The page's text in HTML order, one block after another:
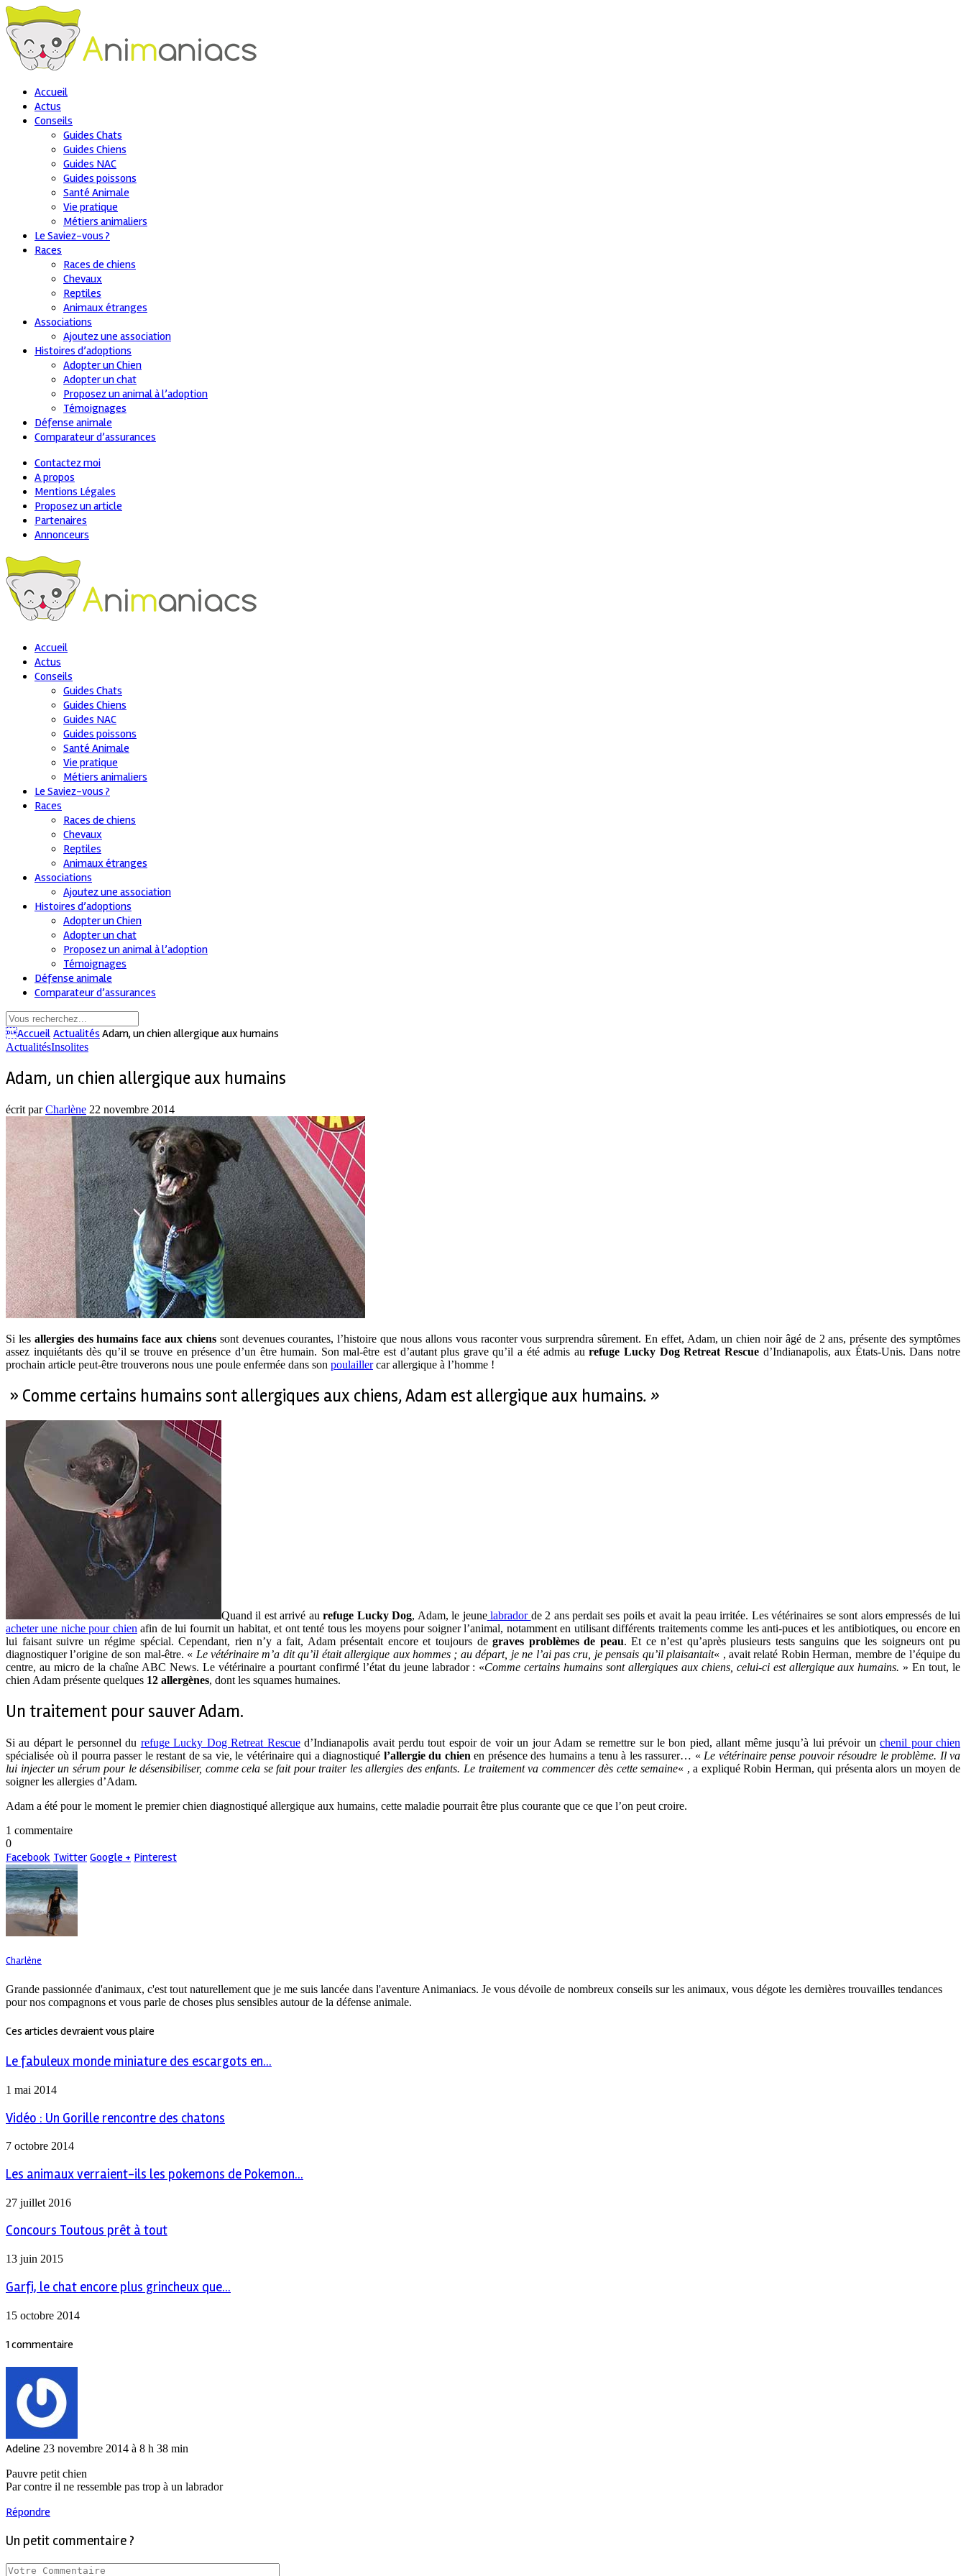
Accueil
Actus
Conseils
Guides Chats
Guides Chiens
Guides NAC
Guides poissons
Santé Animale
Vie pratique
Métiers animaliers
Le Saviez-vous ?
Races
Races de chiens
Chevaux
Reptiles
Animaux étranges
Associations
Ajoutez une association
Histoires d’adoptions
Adopter un Chien
Adopter un chat
Proposez un animal à l’adoption
Témoignages
Défense animale
Comparateur d’assurances
Contactez moi
A propos
Mentions Légales
Proposez un article
Partenaires
Annonceurs
Accueil
Actus
Conseils
Guides Chats
Guides Chiens
Guides NAC
Guides poissons
Santé Animale
Vie pratique
Métiers animaliers
Le Saviez-vous ?
Races
Races de chiens
Chevaux
Reptiles
Animaux étranges
Associations
Ajoutez une association
Histoires d’adoptions
Adopter un Chien
Adopter un chat
Proposez un animal à l’adoption
Témoignages
Défense animale
Comparateur d’assurances
Accueil Actualités Adam, un chien allergique aux humains
ActualitésInsolites
Adam, un chien allergique aux humains
écrit parCharlène 22 novembre 2014
Si les allergies des humains face aux chienssont devenues courantes, l’histoire que nous allons vous raconter vous surprendra sûrement. En effet, Adam, un chien noir âgé de 2 ans, présente des symptômes
assez inquiétants dès qu’il se trouve en présence d’un être humain. Son mal-être est d’autant plus grave qu’il a été admis aurefuge Lucky Dog Retreat Rescued’Indianapolis, aux États-Unis. Dans notre
prochain article peut-être trouverons nous une poule enfermée dans son poulaillercar allergique à l’homme !
» Comme certains humains sont allergiques aux chiens, Adam est allergique aux humains. »
Quand il est arrivé aurefuge Lucky Dog, Adam, le jeunelabrador de 2 ans perdait ses poils et avait la peau irritée. Les vétérinaires se sont alors empressés de lui
acheter une niche pour chienafin de lui fournit un habitat, et ont tenté tous les moyens pour soigner l’animal, notamment en utilisant différents traitements comme les anti-puces et les antibiotiques, ou encore en
lui faisant suivre un régime spécial. Cependant, rien n’y a fait, Adam présentait encore et toujours degraves problèmes de peau. Et ce n’est qu’après plusieurs tests sanguins que les soigneurs ont pu
diagnostiquer l’origine de son mal-être. « Le vétérinaire m’a dit qu’il était allergique aux hommes ; au départ, je ne l’ai pas cru, je pensais qu’il plaisantait« , avait relaté Robin Herman, membre de l’équipe du
centre, au micro de la chaîne ABC News. Le vétérinaire a pourtant confirmé l’état du jeune labrador : «Comme certains humains sont allergiques aux chiens, celui-ci est allergique aux humains. » En tout, le
chien Adam présente quelques 12 allergènes, dont les squames humaines.
Un traitement pour sauver Adam.
Si au départ le personnel du refuge Lucky Dog Retreat Rescued’Indianapolis avait perdu tout espoir de voir un jour Adam se remettre sur le bon pied, allant même jusqu’à lui prévoir unchenil pour chien
spécialisée où il pourra passer le restant de sa vie, le vétérinaire qui a diagnostiqué l’allergie du chien en présence des humains a tenu à les rassurer… « Le vétérinaire pense pouvoir résoudre le problème. Il va
lui injecter un sérum pour le désensibiliser, comme cela se fait pour traiter les allergies des enfants. Le traitement va commencer dès cette semaine« , a expliqué Robin Herman, qui présenta alors un moyen de
soigner les allergies d’Adam.
Adam a été pour le moment le premier chien diagnostiqué allergique aux humains, cette maladie pourrait être plus courante que ce que l’on peut croire.
1 commentaire
0
Facebook Twitter Google + Pinterest
Charlène
Grande passionnée d'animaux, c'est tout naturellement que je me suis lancée dans l'aventure Animaniacs. Je vous dévoile de nombreux conseils sur les animaux, vous dégote les dernières trouvailles tendances
pour nos compagnons et vous parle de choses plus sensibles autour de la défense animale.
Ces articles devraient vous plaire
Le fabuleux monde miniature des escargots en...
1 mai 2014
Vidéo : Un Gorille rencontre des chatons
7 octobre 2014
Les animaux verraient-ils les pokemons de Pokemon...
27 juillet 2016
Concours Toutous prêt à tout
13 juin 2015
Garfi, le chat encore plus grincheux que...
15 octobre 2014
1 commentaire
Adeline 23 novembre 2014 à 8 h 38 min
Pauvre petit chien
Par contre il ne ressemble pas trop à un labrador
Répondre
Un petit commentaire ?